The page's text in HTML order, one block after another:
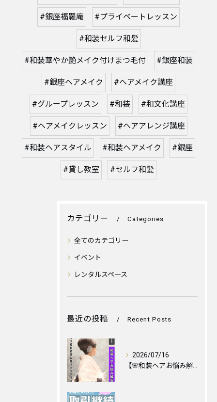
#銀座福羅庵 #プライベートレッスン
#和装セルフ和髪
#和装華やか艶メイク付けまつ毛付 #銀座和装
#銀座ヘアメイク #ヘアメイク講座
#グループレッスン #和装 #和文化講座
#ヘアメイクレッスン #ヘアアレンジ講座
#和装ヘアスタイル #和装ヘアメイク #銀座
#貸し教室 #セルフ和髪
カテゴリー Categories
全てのカテゴリー
イベント
レンタルスペース
最近の投稿 Recent Posts
2026/07/16